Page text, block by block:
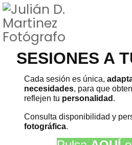
SESIONES A
Cada sesión es única,
necesidades, para que
reflejen tu personalidad .
Consulta disponibilidad y
fotográfica.